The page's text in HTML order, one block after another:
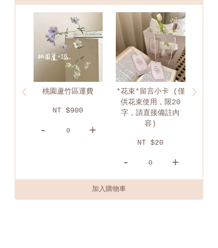
*花束*留言小卡 (僅
字，請直接備註內
淡水區配送運費
NT $750
‹ ›
加入購物車